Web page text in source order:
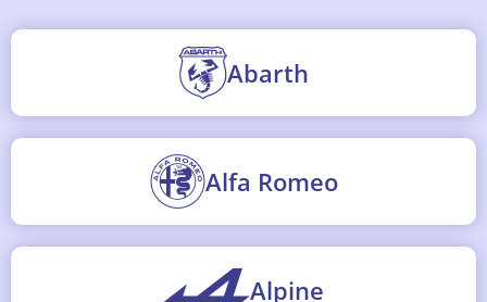
Abarth
Alfa Romeo
Alpine